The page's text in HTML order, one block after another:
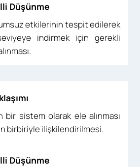
Düşünme
etkilerinin tespit edilerek
indirmek için gerekli
bir sistem olarak ele alınması
birbiriyle ilişkilendirilmesi.
Düşünme